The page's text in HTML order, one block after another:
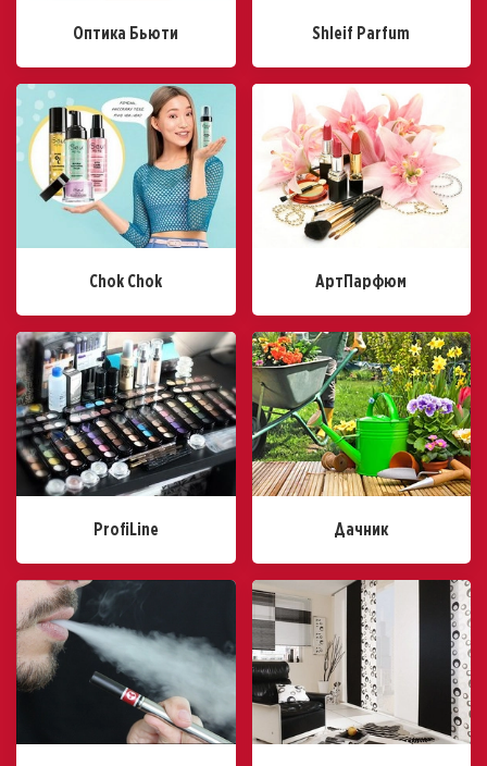
Оптика Бьюти Shleif Parfum
Chok Chok АртПарфюм
ProfiLine Дачник